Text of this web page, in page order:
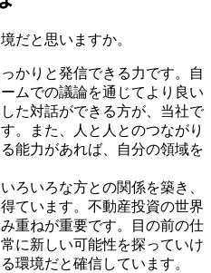
だと思いますか。
かりと発信できる力です。自
ムでの議論を通じてより良い
た対話ができる方が、当社で
。また、人と人とのつながり
能力があれば、自分の領域を
ろいろな方との関係を築き、
ています。不動産投資の世界
重ねが重要です。目の前の仕
に新しい可能性を探っていけ
環境だと確信しています。